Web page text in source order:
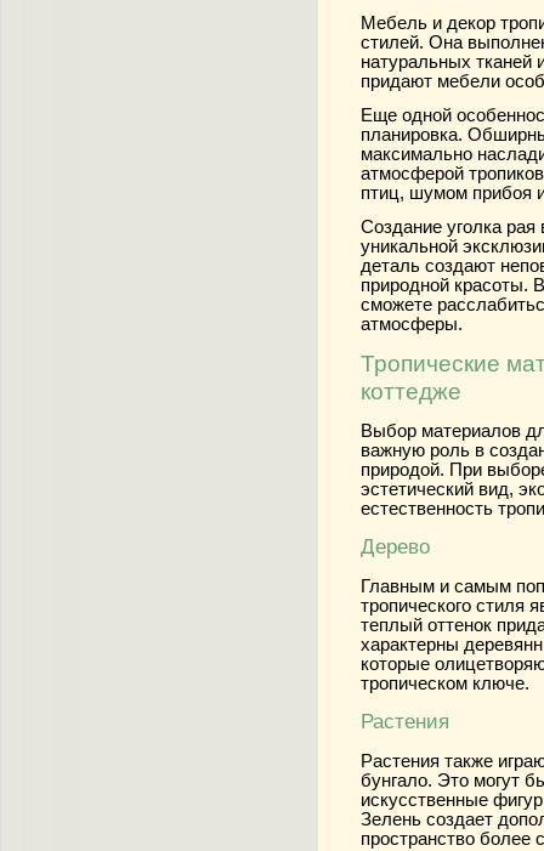
Мебель и декор
стилей. Она
натуральных тканей
придают мебели
Еще одной
планировка.
максимально
атмосферой
птиц, шумом прибоя
Создание уголка
уникальной
деталь создают
природной красоты.
сможете
атмосферы.
Тропические
коттедже
Выбор материалов
важную роль в
природой. При
эстетический вид,
естественность
Дерево
Главным и самым
тропического стиля
теплый оттенок
характерны
которые
тропическом ключе.
Растения
Растения также
бунгало. Это могут
искусственные
Зелень создает
пространство